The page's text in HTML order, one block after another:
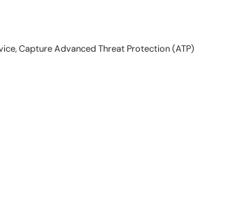
Capture Advanced Threat Protection (ATP)